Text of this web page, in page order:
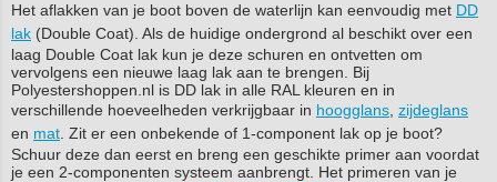
Het aflakken van je boot boven de waterlijn kan eenvoudig met DD
lak (Double Coat). Als de huidige ondergrond al beschikt over een
laag Double Coat lak kun je deze schuren en ontvetten om
vervolgens een nieuwe laag lak aan te brengen. Bij
Polyestershoppen.nl is DD lak in alle RAL kleuren en in
verschillende hoeveelheden verkrijgbaar in hoogglans zijdeglans
en mat . Zit er een onbekende of 1-component lak op je boot?
Schuur deze dan eerst en breng een geschikte primer aan voordat
je een 2-componenten systeem aanbrengt. Het primeren van je